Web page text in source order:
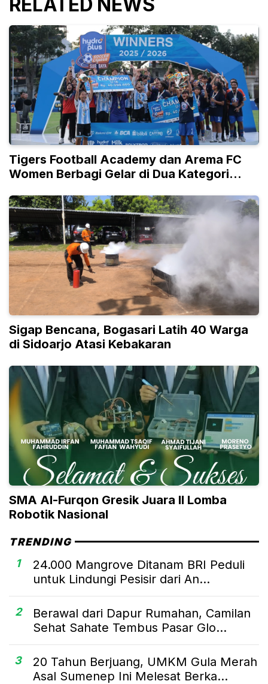
Tigers Football Academy dan Arema FC
Women Berbagi Gelar di Dua Kategori
Sigap Bencana, Bogasari Latih 40 Warga
di Sidoarjo Atasi Kebakaran
SMA Al-Furqon Gresik Juara II Lomba
Robotik Nasional
TRENDING
1
24.000 Mangrove Ditanam BRI Peduli
untuk Lindungi Pesisir dari An...
2
Berawal dari Dapur Rumahan, Camilan
Sehat Sahate Tembus Pasar Glo...
3
20 Tahun Berjuang, UMKM Gula Merah
Asal Sumenep Ini Melesat Berka...